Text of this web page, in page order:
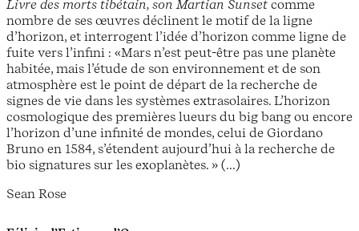
Livre des morts tibétain, son Martian Sunset comme
nombre de ses œuvres déclinent le motif de la ligne
d’horizon, et interrogent l’idée d’horizon comme ligne de
fuite vers l’infini : «Mars n’est peut-être pas une planète
habitée, mais l’étude de son environnement et de son
atmosphère est le point de départ de la recherche de
signes de vie dans les systèmes extrasolaires. L’horizon
cosmologique des premières lueurs du big bang ou encore
l’horizon d’une infinité de mondes, celui de Giordano
Bruno en 1584, s’étendent aujourd’hui à la recherche de
bio signatures sur les exoplanètes. » (...)
Sean Rose